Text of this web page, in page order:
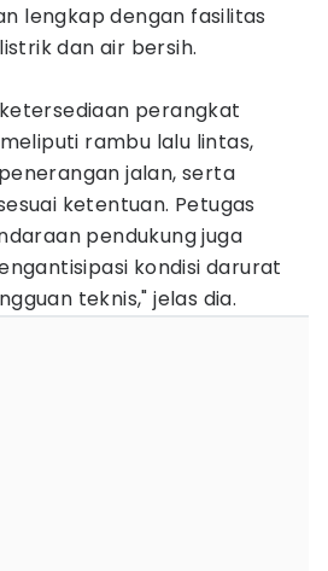
lengkap dengan fasilitas
dan air bersih.
perangkat
rambu lalu lintas,
jalan, serta
ketentuan. Petugas
pendukung juga
kondisi darurat
teknis," jelas dia.